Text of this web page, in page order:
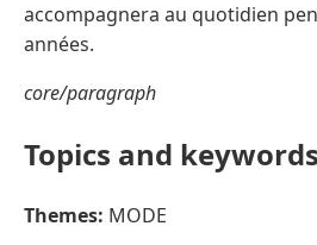
accompagnera au quotidien
années.
core/paragraph
Topics and keywords
Themes: MODE